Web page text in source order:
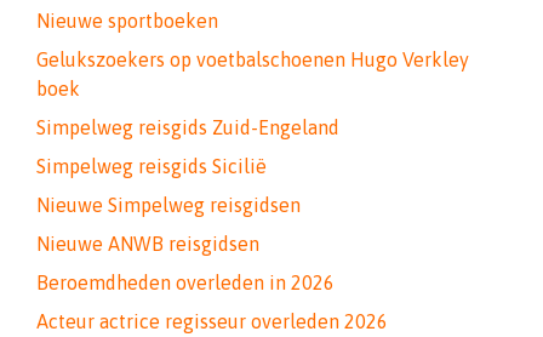
Nieuwe sportboeken
Gelukszoekers op voetbalschoenen Hugo Verkley
boek
Simpelweg reisgids Zuid-Engeland
Simpelweg reisgids Sicilië
Nieuwe Simpelweg reisgidsen
Nieuwe ANWB reisgidsen
Beroemdheden overleden in 2026
Acteur actrice regisseur overleden 2026